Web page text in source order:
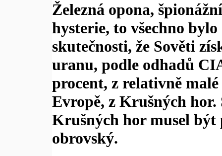
Železná opona,
hysterie, to všechno
skutečnosti, že Sověti
uranu, podle odhadů
procent, z relativně
Evropě, z Krušných
Krušných hor musel být
obrovský.